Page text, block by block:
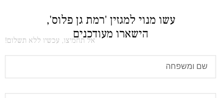
עשו מנוי למגזין 'רמת גן פלוס',
הישארו מעודכניםאל תחמיצו, עכשיו ללא תשלום!